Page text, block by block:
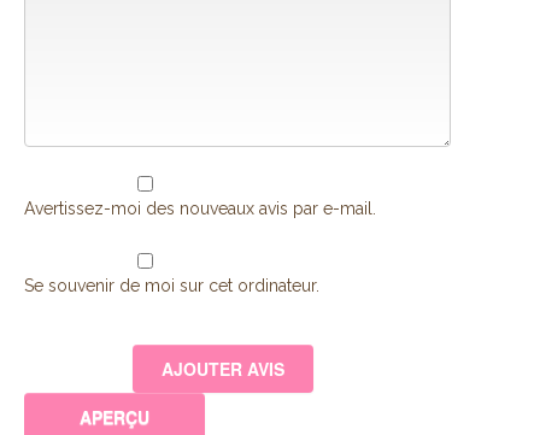
Avertissez-moi des nouveaux avis par e-mail.
Se souvenir de moi sur cet ordinateur.